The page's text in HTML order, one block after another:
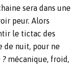
sera dans une
peur. Alors
le tictac des
de nuit, pour ne
? mécanique, froid,